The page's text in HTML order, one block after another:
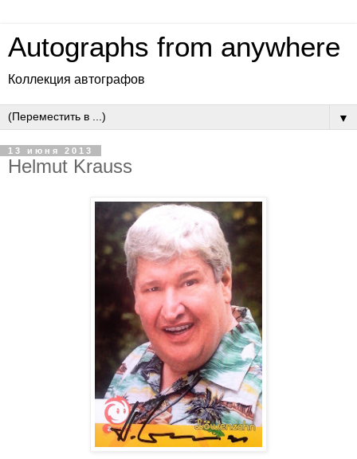
Autographs from anywhere
Коллекция автографов
▼
13 июня 2013
Helmut Krauss